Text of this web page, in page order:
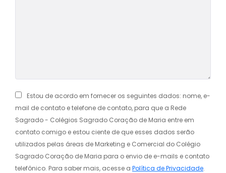
Estou de acordo em fornecer os seguintes dados: nome, e-
mail de contato e telefone de contato, para que a Rede
Sagrado - Colégios Sagrado Coração de Maria entre em
contato comigo e estou ciente de que esses dados serão
utilizados pelas áreas de Marketing e Comercial do Colégio
Sagrado Coração de Maria para o envio de e-mails e contato
telefônico. Para saber mais, acesse a Política de Privacidade.